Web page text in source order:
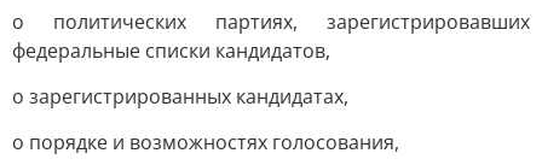
о политических партиях, зарегистрировавших
федеральные списки кандидатов,
о зарегистрированных кандидатах,
о порядке и возможностях голосования,